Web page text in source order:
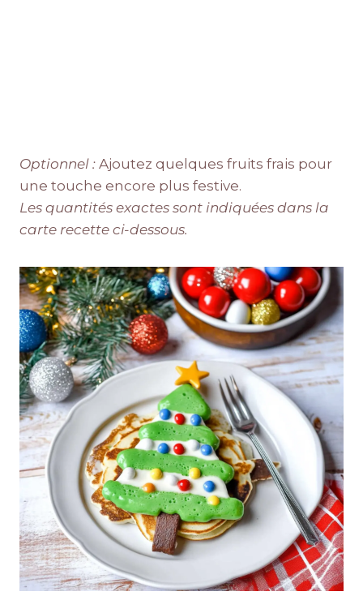
Optionnel : Ajoutez quelques fruits frais pour
une touche encore plus festive.
Les quantités exactes sont indiquées dans la
carte recette ci-dessous.